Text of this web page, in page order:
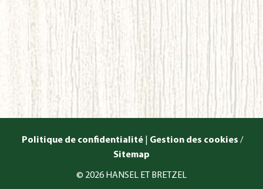
Politique de confidentialité Gestion des cookies /
Sitemap
© 2026 HANSEL ET BRETZEL